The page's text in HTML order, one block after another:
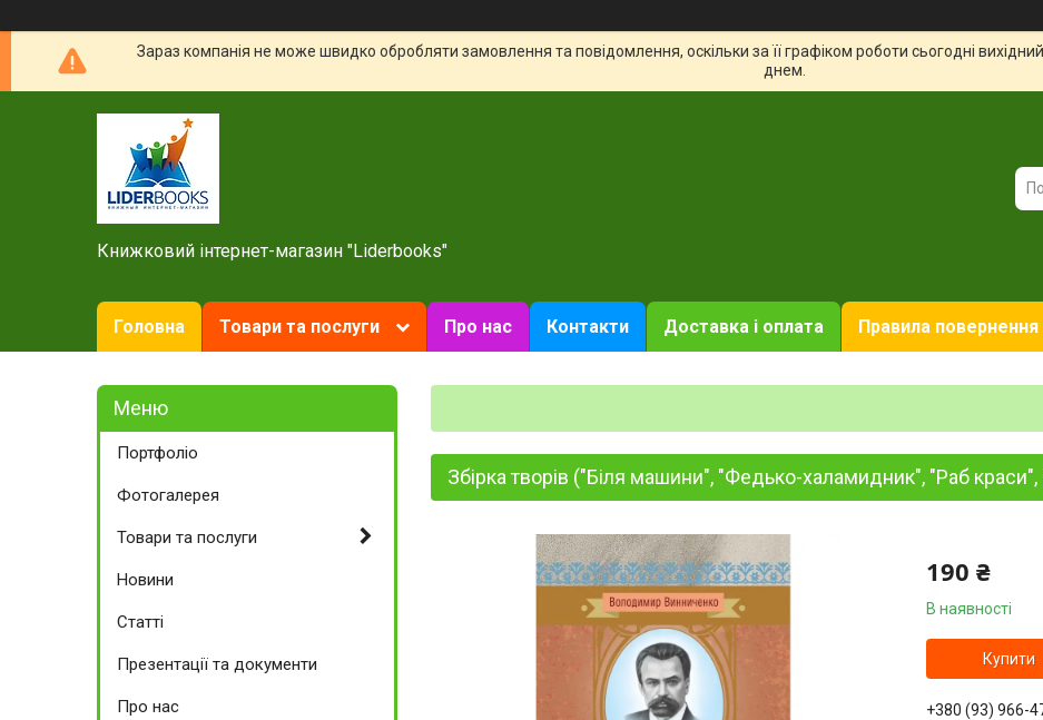
Зараз компанія не може швидко обробляти замовлення та повідомлення, оскільки за її графіком роботи сьогодні
днем.
Книжковий інтернет-магазин "Liderbooks"
Головна Товари та послуги Про нас Контакти Доставка і оплата Правила
Збірка творів ("Біля машини", "Федько-халамидник", "Раб
190 ₴
В наявності
Купити
+380 (93) 966-
Портфоліо
Фотогалерея
Товари та послуги
Новини
Статті
Презентації та документи
Про нас